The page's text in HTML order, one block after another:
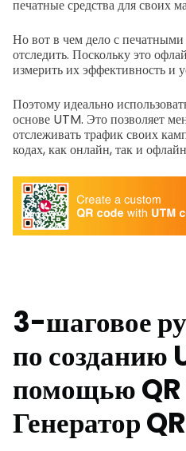
печатные средства для своих
Но вот в чем дело с
отследить. Поскольку это
измерить их эффективность и
Поэтому идеально
основе UTM. Это позволяет
отслеживать трафик своих
кодах, как онлайн, так и
3-шаговое
по созданию
помощью QR
Генератор